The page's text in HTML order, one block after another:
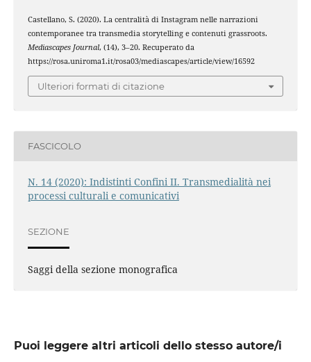
Castellano, S. (2020). La centralità di Instagram nelle narrazioni
contemporanee tra transmedia storytelling e contenuti grassroots.
Mediascapes Journal, (14), 3–20. Recuperato da
https://rosa.uniroma1.it/rosa03/mediascapes/article/view/16592
Ulteriori formati di citazione
FASCICOLO
N. 14 (2020): Indistinti Confini II. Transmedialità nei
processi culturali e comunicativi
SEZIONE
Saggi della sezione monografica
Puoi leggere altri articoli dello stesso autore/i